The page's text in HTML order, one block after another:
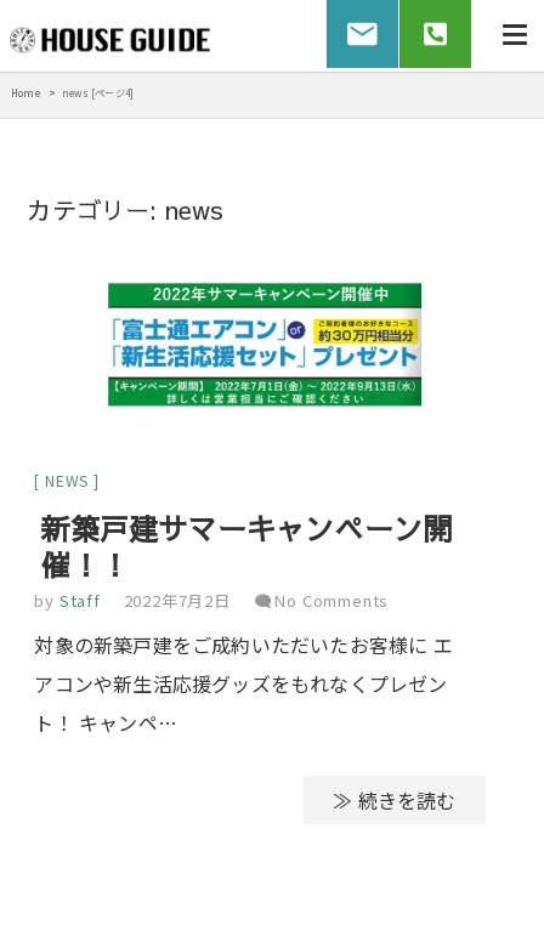
Home news [ページ4]
カテゴリー: news
NEWS
新築戸建サマーキャンペーン開
催！！
by Staff 2022年7月2日 No Comments
対象の新築戸建をご成約いただいたお客様に エ
アコンや新生活応援グッズをもれなくプレゼン
ト！ キャンペ…
≫ 続きを読む